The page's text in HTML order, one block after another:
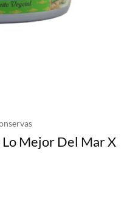
Mejor Del Mar X